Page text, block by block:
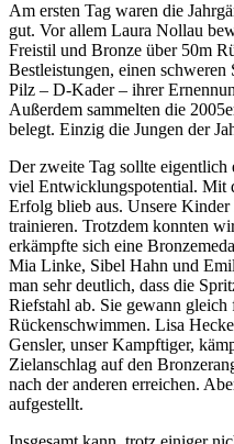
Am ersten Tag waren die
gut. Vor allem Laura Nollau
Freistil und Bronze über 50m
Bestleistungen, einen
Pilz – D-Kader – ihrer
Außerdem sammelten die
belegt. Einzig die Jungen der
Der zweite Tag sollte eigentlich
viel Entwicklungspotential. Mit
Erfolg blieb aus. Unsere Kinder
trainieren. Trotzdem konnten
erkämpfte sich eine
Mia Linke, Sibel Hahn und
man sehr deutlich, dass die
Riefstahl ab. Sie gewann
Rückenschwimmen. Lisa
Gensler, unser Kampftiger,
Zielanschlag auf den
nach der anderen erreichen.
aufgestellt.